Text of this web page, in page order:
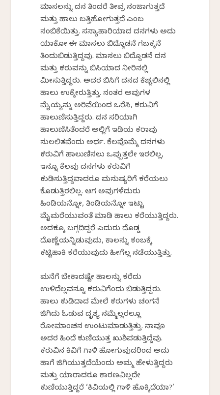
ಮಾಸಲನ್ನು ದನ ತಿಂದರೆ ತೀವ್ರ ನಂಜಾಗುತ್ತದೆ
ಮತ್ತು ಹಾಲು ಬತ್ತಿಹೋಗುತ್ತದೆ ಎಂಬ
ನಂಬಿಕೆಯಿತ್ತು. ಸಸ್ಯಾಹಾರಿಯಾದ ದನಗಳು ಅದು
ಯಾಕೋ ಈ ಮಾಸಲು ಬಿದ್ದೊಡನೆ ಗಬಕ್ಕನೆ
ತಿಂದುಬಿಡುತ್ತಿದ್ದವು. ಮಾಸಲು ಬಿದ್ದೊಡನೆ ದನ
ಮತ್ತು ಕರುವನ್ನು ಬಿಸಿಯಾದ ನೀರಿನಲ್ಲಿ
ಮೀಸುತ್ತಿದ್ದರು. ಅದರ ಬಿಸಿಗೆ ದನದ ಕೆಚ್ಚಲಿನಲ್ಲಿ
ಹಾಲು ಉಕ್ಕೇರುತ್ತಿತ್ತು. ನಂತರ ಅವುಗಳ
ಮೈಯ್ಯನ್ನು ಅರಿವೆಯಿಂದ ಒರೆಸಿ, ಕರುವಿಗೆ
ಹಾಲುಣಿಸುತ್ತಿದ್ದರು. ದನ ಸರಿಯಾಗಿ
ಹಾಲುಣಿಸಿತೆಂದರೆ ಅಲ್ಲಿಗೆ ಇಡಿಯ ಕರಾವು
ಸುಲಲಿತವೆಂದು ಅರ್ಥ. ಕೆಲವೊಮ್ಮೆ ದನಗಳು
ಕರುವಿಗೆ ಹಾಲುಣಿಸಲು ಒಪ್ಪುತ್ತಲೇ ಇರಲಿಲ್ಲ,
ಇನ್ನೂ ಕೆಲವು ದನಗಳು ಕರುವಿಗೆ
ಕುಡಿಸುತ್ತಿದ್ದವಾದರೂ ಮನುಷ್ಯರಿಗೆ ಕರೆಯಲು
ಕೊಡುತ್ತಿರಲಿಲ್ಲ. ಆಗ ಅವುಗಳೆದುರು
ಹಿಂಡಿಯನ್ನೋ, ತಿಂಡಿಯನ್ನೋ ಇಟ್ಟು
ಮೈಮರೆಯುವಂತೆ ಮಾಡಿ ಹಾಲು ಕರೆಯುತ್ತಿದ್ದರು.
ಅದಕ್ಕೂ ಬಗ್ಗದಿದ್ದರೆ ಎದುರು ದೊಡ್ಡ
ದೊಣ್ಣೆಯನ್ನಿಡುವುದು, ಕಾಲನ್ನು ಕಂಬಕ್ಕೆ
ಕಟ್ಟಿಹಾಕಿ ಕರೆಯುವುದು ಹೀಗೆಲ್ಲ ನಡೆಯುತ್ತಿತ್ತು.
ಮನೆಗೆ ಬೇಕಾದಷ್ಟೇ ಹಾಲನ್ನು ಕರೆದು
ಉಳಿದೆಲ್ಲವನ್ನೂ ಕರುವಿಗೆಂದು ಬಿಡುತ್ತಿದ್ದರು.
ಹಾಲು ಕುಡಿದಾದ ಮೇಲೆ ಕರುಗಳು ಚಂಗನೆ
ಜಿಗಿದು ಓಡುವ ದೃಶ್ಯ ನಮ್ಮೆಲ್ಲರಲ್ಲೂ
ರೋಮಾಂಚನ ಉಂಟುಮಾಡುತ್ತಿತ್ತು. ನಾವೂ
ಅದರ ಹಿಂದೆ ಕುಣಿಯುತ್ತ ಖುಶಿಪಡುತ್ತಿದ್ದೆವು.
ಕರುವಿನ ಕಿವಿಗೆ ಗಾಳಿ ಹೋಗುವುದರಿಂದ ಅದು
ಹಾಗೆ ಜಿಗಿಯುತ್ತದೆಯೆಂದು ಅಮ್ಮ ಹೇಳುತ್ತಿದ್ದರು
ಮತ್ತು ಯಾರಾದರೂ ಕಾರಣವಿಲ್ಲದೇ
ಕುಣಿಯುತ್ತಿದ್ದರೆ ‘ಕಿವಿಯಲ್ಲಿ ಗಾಳಿ ಹೊಕ್ಕಿದೆಯಾ?’